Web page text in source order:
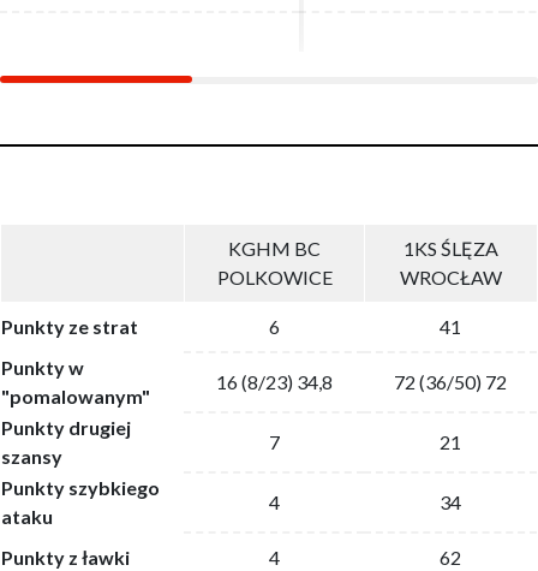
KGHM BC
POLKOWICE
1KS ŚLĘZA
WROCŁAW
Punkty ze strat 6
41
Punkty w
"pomalowanym"
16 (8/23) 34,8
72 (36/50) 72
Punkty drugiej
szansy
7
21
Punkty szybkiego
ataku
4 34
Punkty z ławki 4 62